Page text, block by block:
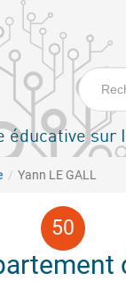
éducative sur
Yann LE GALL